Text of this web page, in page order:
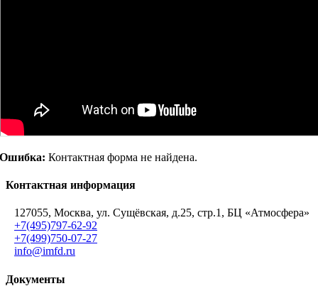
Ошибка: Контактная форма не найдена.
Контактная информация
127055, Москва, ул. Сущёвская, д.25, стр.1, БЦ «Атмосфера»
+7(495)797-62-92
+7(499)750-07-27
info@imfd.ru
Документы